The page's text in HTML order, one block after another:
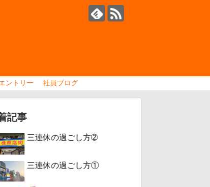
ントリー 社員ブログ
記事
三連休の過ごし方➁
三連休の過ごし方①